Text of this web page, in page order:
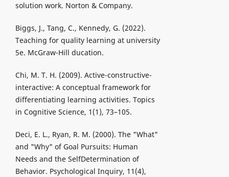
solution work. Norton & Company.
Biggs, J., Tang, C., Kennedy, G. (2022).
Teaching for quality learning at university
5e. McGraw-Hill ducation.
Chi, M. T. H. (2009). Active-constructive-
interactive: A conceptual framework for
differentiating learning activities. Topics
in Cognitive Science, 1(1), 73–105.
Deci, E. L., Ryan, R. M. (2000). The "What"
and "Why" of Goal Pursuits: Human
Needs and the SelfDetermination of
Behavior. Psychological Inquiry, 11(4),